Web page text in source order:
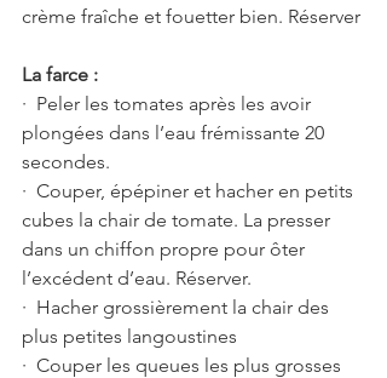
crème fraîche et fouetter bien. Réserver
La farce :
·  Peler les tomates après les avoir
plongées dans l’eau frémissante 20
secondes.
·  Couper, épépiner et hacher en petits
cubes la chair de tomate. La presser
dans un chiffon propre pour ôter
l’excédent d’eau. Réserver.
·  Hacher grossièrement la chair des
plus petites langoustines
·  Couper les queues les plus grosses